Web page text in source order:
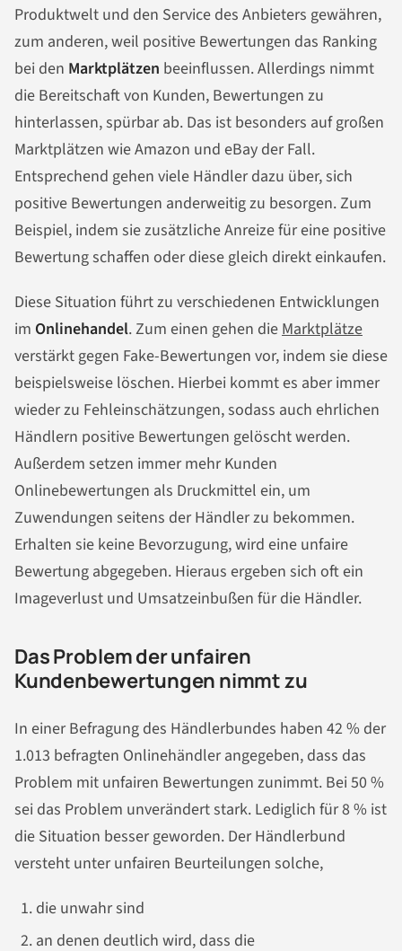
Produktwelt und den Service des Anbieters gewähren,
zum anderen, weil positive Bewertungen das Ranking
bei den Marktplätzen beeinflussen. Allerdings nimmt
die Bereitschaft von Kunden, Bewertungen zu
hinterlassen, spürbar ab. Das ist besonders auf großen
Marktplätzen wie Amazon und eBay der Fall.
Entsprechend gehen viele Händler dazu über, sich
positive Bewertungen anderweitig zu besorgen. Zum
Beispiel, indem sie zusätzliche Anreize für eine positive
Bewertung schaffen oder diese gleich direkt einkaufen.
Diese Situation führt zu verschiedenen Entwicklungen
im Onlinehandel. Zum einen gehen die Marktplätze
verstärkt gegen Fake-Bewertungen vor, indem sie diese
beispielsweise löschen. Hierbei kommt es aber immer
wieder zu Fehleinschätzungen, sodass auch ehrlichen
Händlern positive Bewertungen gelöscht werden.
Außerdem setzen immer mehr Kunden
Onlinebewertungen als Druckmittel ein, um
Zuwendungen seitens der Händler zu bekommen.
Erhalten sie keine Bevorzugung, wird eine unfaire
Bewertung abgegeben. Hieraus ergeben sich oft ein
Imageverlust und Umsatzeinbußen für die Händler.
Das Problem der unfairen
Kundenbewertungen nimmt zu
In einer Befragung des Händlerbundes haben 42 % der
1.013 befragten Onlinehändler angegeben, dass das
Problem mit unfairen Bewertungen zunimmt. Bei 50 %
sei das Problem unverändert stark. Lediglich für 8 % ist
die Situation besser geworden. Der Händlerbund
versteht unter unfairen Beurteilungen solche,
die unwahr sind
an denen deutlich wird, dass die